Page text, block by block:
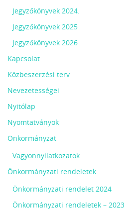
Jegyzőkönyvek 2024.
Jegyzőkönyvek 2025
Jegyzőkönyvek 2026
Kapcsolat
Közbeszerzési terv
Nevezetességei
Nyitólap
Nyomtatványok
Önkormányzat
Vagyonnyilatkozatok
Önkormányzati rendeletek
Önkormányzati rendelet 2024
Önkormányzati rendeletek – 2023